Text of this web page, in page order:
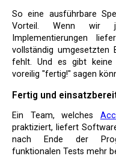
So eine ausführbare Spezifikation hat noch einen anderen
Vorteil. Wenn wir
Implementierungen
vollständig
fehlt. Und es gibt keine
voreilig "fertig!" sagen
Fertig und
Ein Team, welches
praktiziert, liefert
nach Ende der
funktionalen Tests mehr